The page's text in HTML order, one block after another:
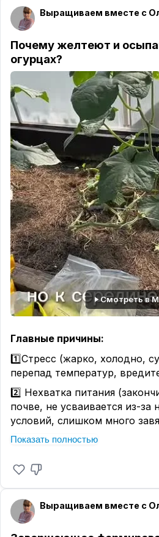
Почему желтеют и
огурцах?
Смотреть в
Главные причины:
1️⃣Стресс (жарко, холодно,
перепад температур,
2️⃣ Нехватка питания
почве, не усваивается из-за
условий, слишком много
Цель растения - вызреть
завязи не нужны и
Помощь:
✔️скорректировать условия
✔️своевременно удалять
Показать полностью